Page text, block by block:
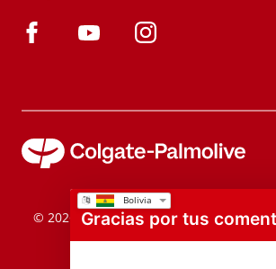
© 2026 Colgate-Palmolive Company.
Gracias por tus